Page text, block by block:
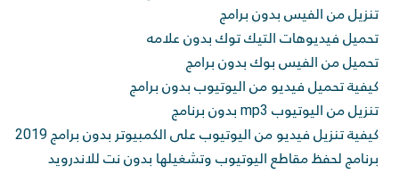
تنزيل من الفيس بدون برامج
تحميل فيديوهات التيك توك بدون علامه
تحميل من الفيس بوك بدون برامج
كيفية تحميل فيديو من اليوتيوب بدون برامج
تنزيل من اليوتيوب mp3 بدون برنامج
كيفية تنزيل فيديو من اليوتيوب على الكمبيوتر بدون برامج 2019
برنامج لحفظ مقاطع اليوتيوب وتشغيلها بدون نت للاندرويد